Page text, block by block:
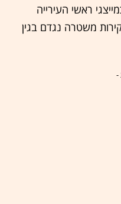
ראשי העירייה
משטרה נגדם בגין
-